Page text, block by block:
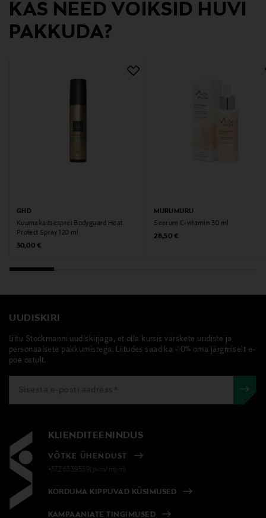
KAS NEED VÕIKSID HUVI
PAKKUDA?
GHD
Kuumakaitsesprei Bodyguard Heat
Protect Spray 120 ml
Original Price
30,00 €
MURUMURU
Seerum C-vitamin 30 ml
Original Price
28,50 €
UUDISKIRI
Liitu Stockmanni uudiskirjaga, et olla kursis värskete uudiste ja
personaalsete pakkumistega. Liitudes saad ka -10% oma järgmiselt e-
poe ostult.
KLIENDITEENINDUS
VÕTKE ÜHENDUST
+372 6339539(pvm/mpm)
KORDUMA KIPPUVAD KÜSIMUSED
KAMPAANIATE TINGIMUSED